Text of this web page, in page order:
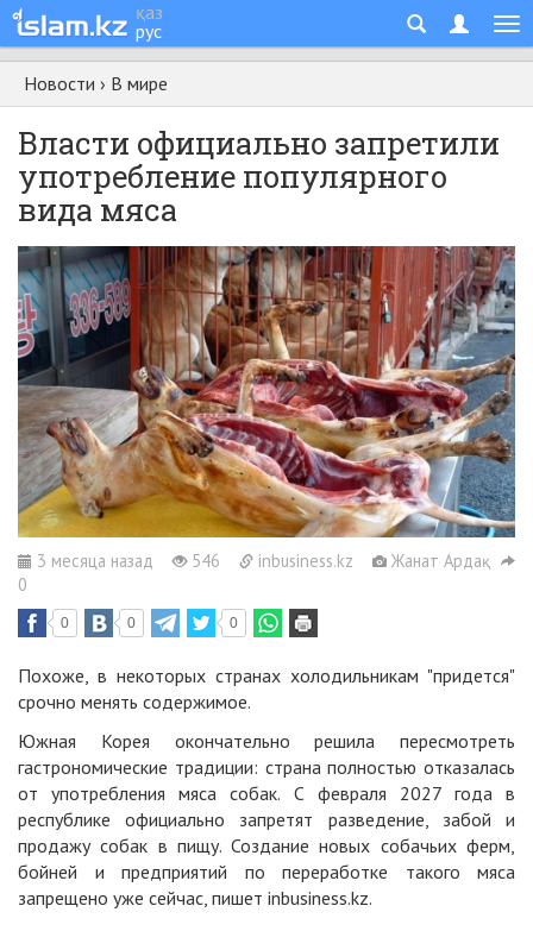
қаз
рус
Новости › В мире
Власти официально запретили
употребление популярного
вида мяса
3 месяца назад 546 inbusiness.kz
Жанат Ардақ
0
0 0 0
Похоже, в некоторых странах холодильникам "придется"
срочно менять содержимое.
Южная Корея окончательно решила пересмотреть
гастрономические традиции: страна полностью отказалась
от употребления мяса собак. С февраля 2027 года в
республике официально запретят разведение, забой и
продажу собак в пищу. Создание новых собачьих ферм,
бойней и предприятий по переработке такого мяса
запрещено уже сейчас, пишет inbusiness.kz.